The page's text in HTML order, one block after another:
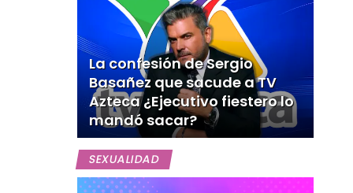
La confesión de Sergio
Basañez que sacude a TV
Azteca ¿Ejecutivo fiestero lo
mandó sacar?
SEXUALIDAD